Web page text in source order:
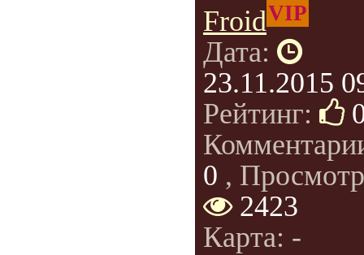
FroidVIP
Дата:
23.11.2015
Рейтинг:
0 ,
2423
Карта: -